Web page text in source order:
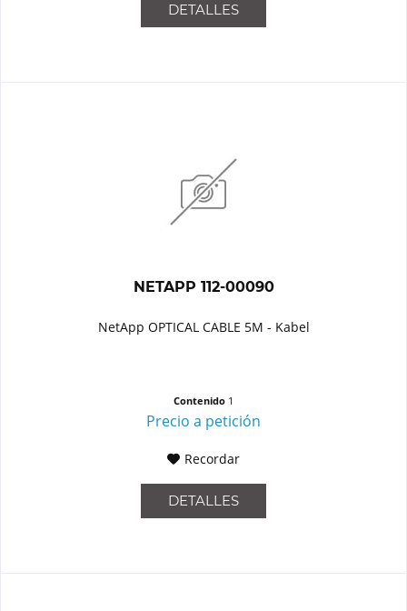
DETALLES
NETAPP 112-00090
NetApp OPTICAL CABLE 5M - Kabel
Contenido 1
Precio a petición
Recordar
DETALLES